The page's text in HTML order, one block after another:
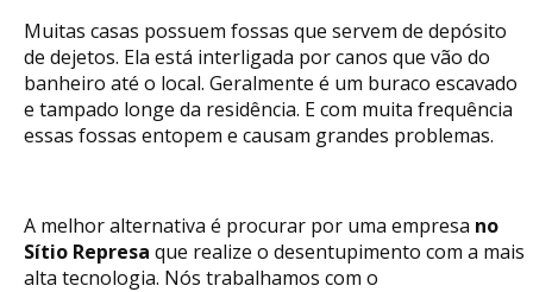
Muitas casas possuem fossas que servem de depósito
de dejetos. Ela está interligada por canos que vão do
banheiro até o local. Geralmente é um buraco escavado
e tampado longe da residência. E com muita frequência
essas fossas entopem e causam grandes problemas.
A melhor alternativa é procurar por uma empresa no
Sítio Represa que realize o desentupimento com a mais
alta tecnologia. Nós trabalhamos com o